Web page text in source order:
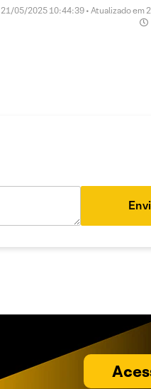
21/05/2025 10:44:39 • Atualizado em